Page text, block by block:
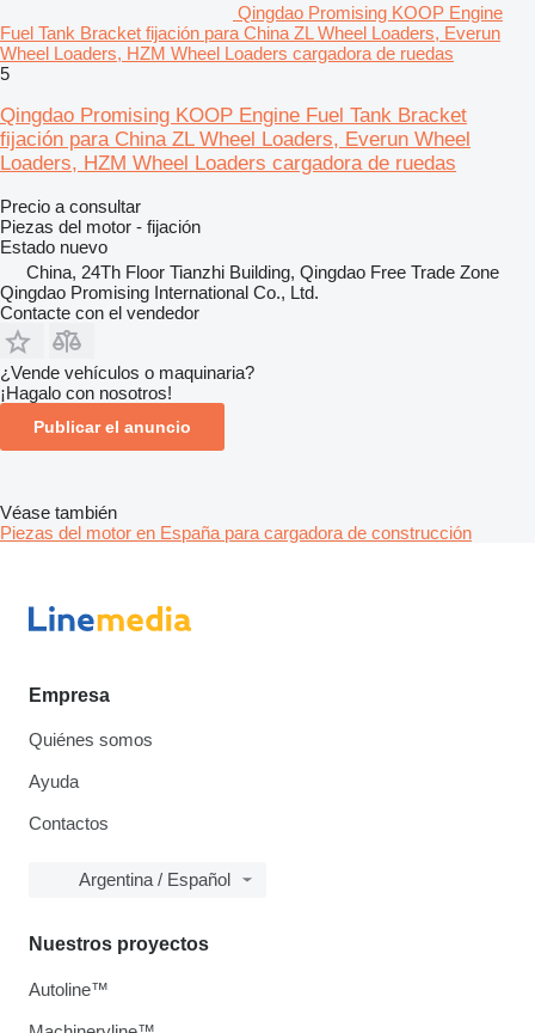
Qingdao Promising KOOP Engine
Fuel Tank Bracket fijación para China ZL Wheel Loaders, Everun
Wheel Loaders, HZM Wheel Loaders cargadora de ruedas
5
Qingdao Promising KOOP Engine Fuel Tank Bracket
fijación para China ZL Wheel Loaders, Everun Wheel
Loaders, HZM Wheel Loaders cargadora de ruedas
Precio a consultar
Piezas del motor - fijación
Estado nuevo
China, 24Th Floor Tianzhi Building, Qingdao Free Trade Zone
Qingdao Promising International Co., Ltd.
Contacte con el vendedor
¿Vende vehículos o maquinaria?
¡Hagalo con nosotros!
Publicar el anuncio
Véase también
Piezas del motor en España para cargadora de construcción
Empresa
Quiénes somos
Ayuda
Contactos
Argentina / Español
Nuestros proyectos
Autoline™